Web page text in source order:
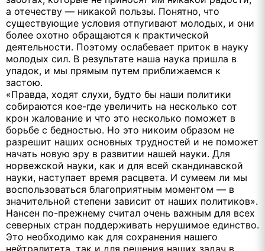
а отечеству — никакой пользы. Понятно, что
существующие условия отпугивают молодых, и они
более охотно обращаются к практической
деятельности. Поэтому ослабевает приток в науку
молодых сил. В результате наша наука пришла в
упадок, и мы прямым путем приближаемся к
застою.
«Правда, ходят слухи, будто бы наши политики
собираются кое-где увеличить на несколько сот
крон жалование и что это несколько поможет в
борьбе с бедностью. Но это никоим образом не
разрешит наших основных трудностей и не поможет
начать новую эру в развитии нашей науки. Для
норвежской науки, как и для всей скандинавской
науки, наступает время расцвета. И сумеем ли мы
воспользоваться благоприятным моментом — в
значительной степени зависит от наших политиков».
Нансен по-прежнему считал очень важным для всех
северных стран поддерживать нерушимое единство.
Это необходимо как для сохранения нашего
нейтралитета, так и для решения наших задач в